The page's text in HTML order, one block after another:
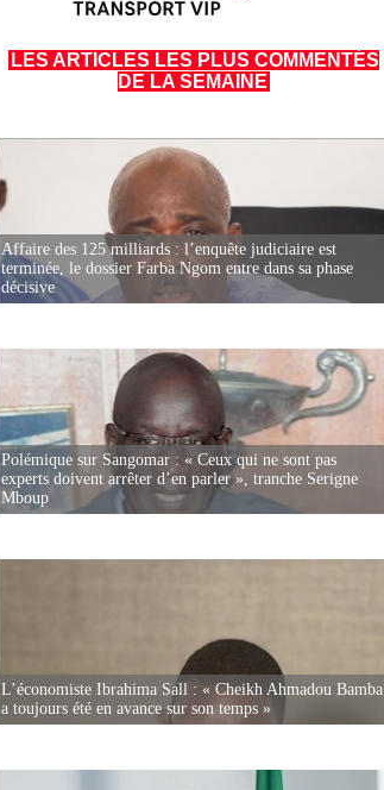
LES ARTICLES LES PLUS COMMENTÉS
DE LA SEMAINE
Affaire des 125 milliards : l’enquête judiciaire est
terminée, le dossier Farba Ngom entre dans sa phase
décisive
Polémique sur Sangomar : « Ceux qui ne sont pas
experts doivent arrêter d’en parler », tranche Serigne
Mboup
L’économiste Ibrahima Sall : « Cheikh Ahmadou Bamba
a toujours été en avance sur son temps »